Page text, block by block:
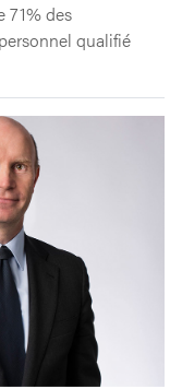
71% des
qualifié